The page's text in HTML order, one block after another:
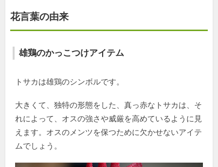
花言葉の由来
雄鶏のかっこつけアイテム
トサカは雄鶏のシンボルです。
大きくて、独特の形態をした、真っ赤なトサカは、そ
れによって、オスの強さや威厳を高めているように見
えます。オスのメンツを保つために欠かせないアイテ
ムでしょう。